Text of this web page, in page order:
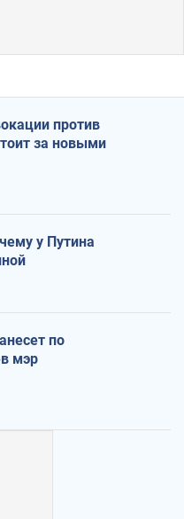
против
за новыми
у Путина
по
мэр